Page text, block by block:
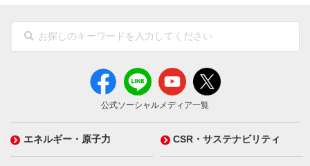
公式ソーシャルメディア一覧
エネルギー・原子力 CSR・サステナビリティ